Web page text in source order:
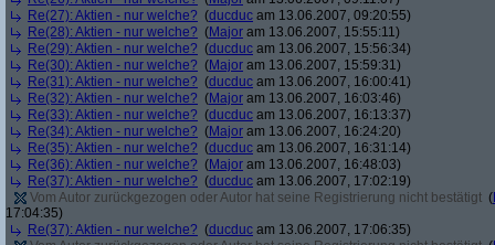
Re(27): Aktien - nur welche? (ducduc am 13.06.2007, 09:20:55)
Re(28): Aktien - nur welche? (Major am 13.06.2007, 15:55:11)
Re(29): Aktien - nur welche? (ducduc am 13.06.2007, 15:56:34)
Re(30): Aktien - nur welche? (Major am 13.06.2007, 15:59:31)
Re(31): Aktien - nur welche? (ducduc am 13.06.2007, 16:00:41)
Re(32): Aktien - nur welche? (Major am 13.06.2007, 16:03:46)
Re(33): Aktien - nur welche? (ducduc am 13.06.2007, 16:13:37)
Re(34): Aktien - nur welche? (Major am 13.06.2007, 16:24:20)
Re(35): Aktien - nur welche? (ducduc am 13.06.2007, 16:31:14)
Re(36): Aktien - nur welche? (Major am 13.06.2007, 16:48:03)
Re(37): Aktien - nur welche? (ducduc am 13.06.2007, 17:02:19)
Vom Autor zurückgezogen oder Autor hat seine Registrierung nicht bestätigt (
17:04:35)
Re(37): Aktien - nur welche? (ducduc am 13.06.2007, 17:06:35)